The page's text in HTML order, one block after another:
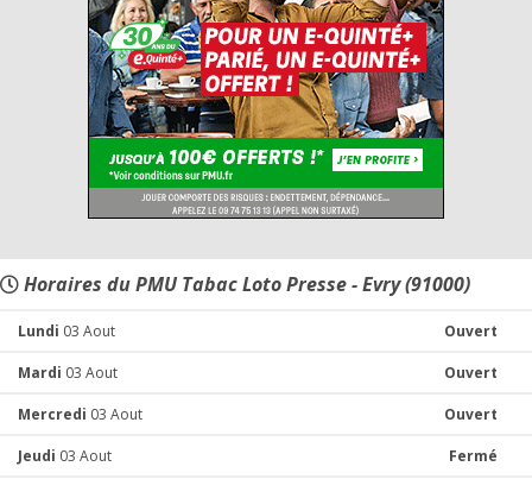
Horaires du PMU Tabac Loto Presse - Evry (91000)
Lundi 03 Aout Ouvert
Mardi 03 Aout Ouvert
Mercredi 03 Aout Ouvert
Jeudi 03 Aout Fermé